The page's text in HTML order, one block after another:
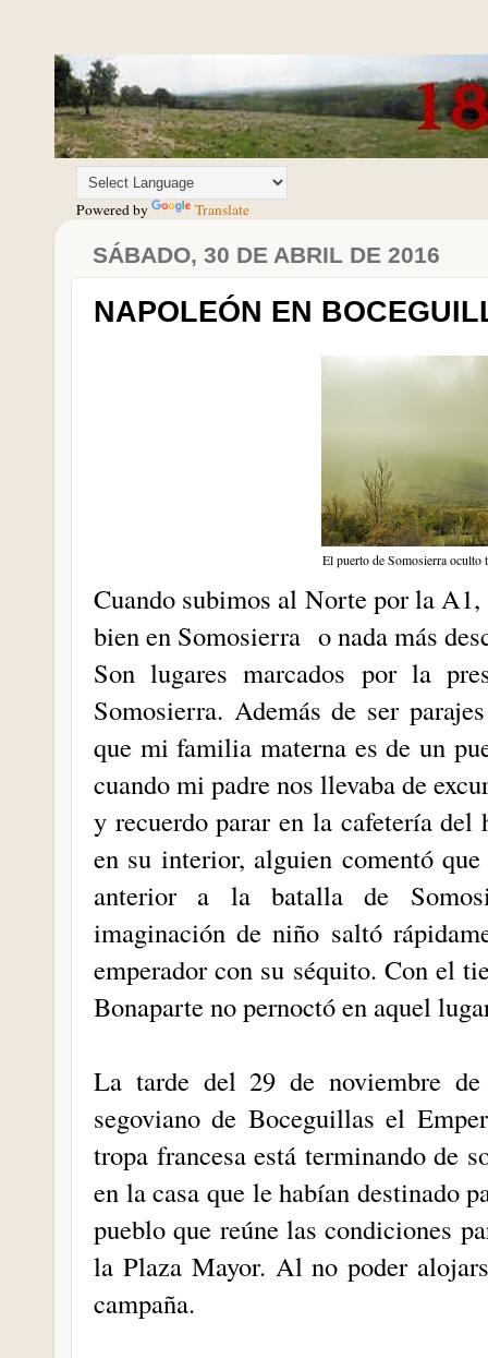
Powered by Translate
SÁBADO, 30 DE ABRIL DE 2016
NAPOLEÓN EN
El puerto de Somosierra oculto
Cuando subimos al Norte por la
bien en Somosierra o nada más
Son lugares marcados por la
Somosierra. Además de ser
que mi familia materna es de un
cuando mi padre nos llevaba de
y recuerdo parar en la cafetería
en su interior, alguien comentó
anterior a la batalla de
imaginación de niño saltó
emperador con su séquito. Con el
Bonaparte no pernoctó en aquel
La tarde del 29 de noviembre
segoviano de Boceguillas el
tropa francesa está terminando de
en la casa que le habían destinado
pueblo que reúne las condiciones
la Plaza Mayor. Al no poder
campaña.